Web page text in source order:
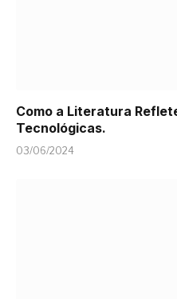
Como a Literatura
Tecnológicas.
03/06/2024